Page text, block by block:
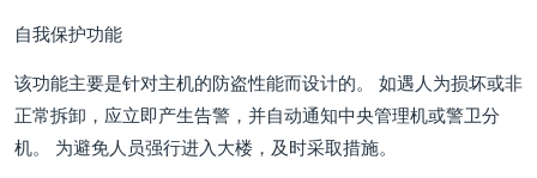
自我保护功能
该功能主要是针对主机的防盗性能而设计的。 如遇人为损坏或非
正常拆卸，应立即产生告警，并自动通知中央管理机或警卫分
机。 为避免人员强行进入大楼，及时采取措施。